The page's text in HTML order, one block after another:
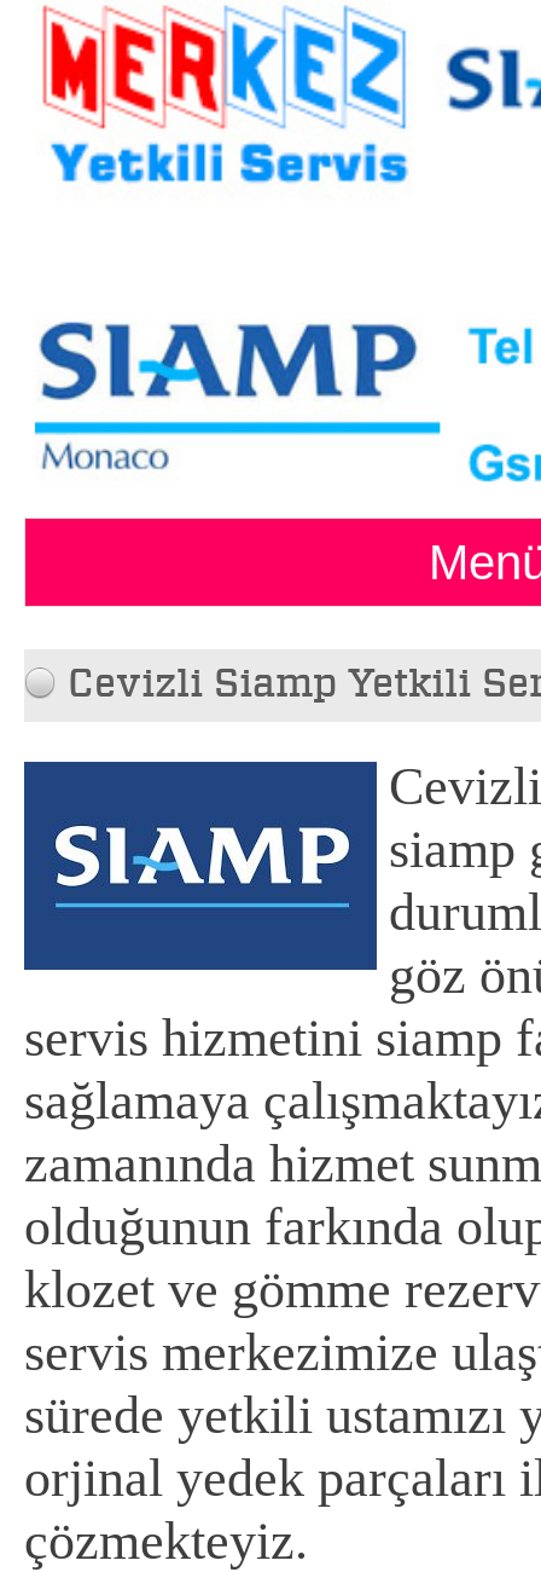
Cevizli Siamp Yetkili
siamp
göz
servis hizmetini siamp
sağlamaya
zamanında hizmet
olduğunun farkında
klozet ve gömme
servis merkezimize
sürede yetkili
orjinal yedek parçaları
çözmekteyiz.